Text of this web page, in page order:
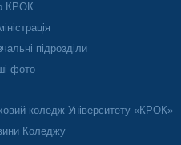
КРОК
підрозділи
фото
коледж Університету «КРОК»
Коледжу